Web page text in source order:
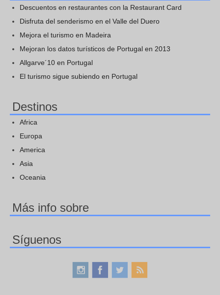
Descuentos en restaurantes con la Restaurant Card
Disfruta del senderismo en el Valle del Duero
Mejora el turismo en Madeira
Mejoran los datos turísticos de Portugal en 2013
Allgarve´10 en Portugal
El turismo sigue subiendo en Portugal
Destinos
Africa
Europa
America
Asia
Oceania
Más info sobre
Síguenos